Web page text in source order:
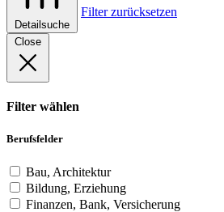
Detailsuche
Filter zurücksetzen
Close
Filter wählen
Berufsfelder
Bau, Architektur
Bildung, Erziehung
Finanzen, Bank, Versicherung